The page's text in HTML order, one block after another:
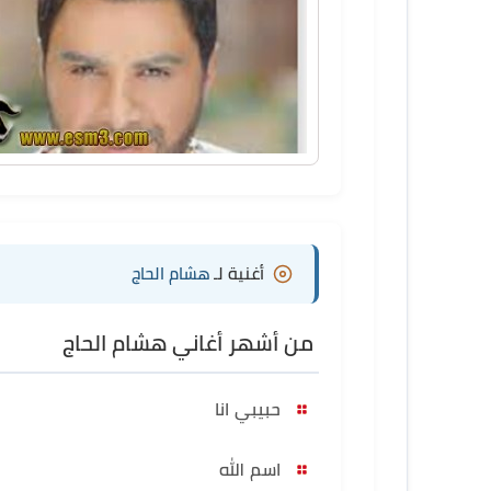
أغنية لـ هشام الحاج
من أشهر أغاني هشام الحاج
حبيبي انا
اسم الله